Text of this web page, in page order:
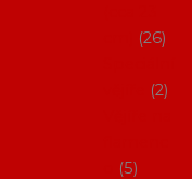
26
2
5